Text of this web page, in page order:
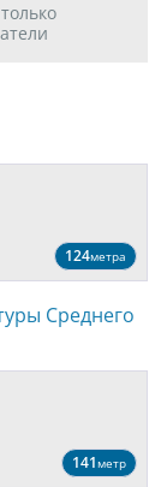
124метра
Среднего
141метр